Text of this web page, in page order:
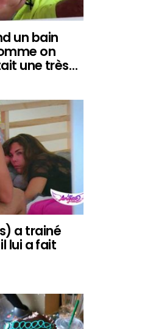
un bain
on
une très…
a trainé
lui a fait